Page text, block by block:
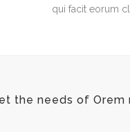
qui facit eorum
the needs of